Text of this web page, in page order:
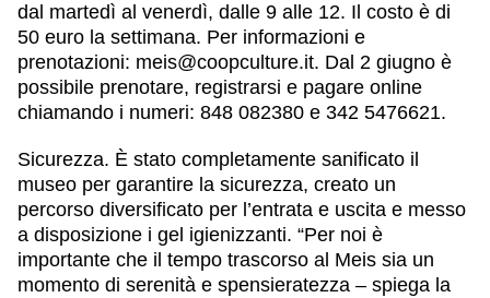
dal martedì al venerdì, dalle 9 alle 12. Il costo è di
50 euro la settimana. Per informazioni e
prenotazioni: meis@coopculture.it. Dal 2 giugno è
possibile prenotare, registrarsi e pagare online
chiamando i numeri: 848 082380 e 342 5476621.
Sicurezza. È stato completamente sanificato il
museo per garantire la sicurezza, creato un
percorso diversificato per l’entrata e uscita e messo
a disposizione i gel igienizzanti. “Per noi è
importante che il tempo trascorso al Meis sia un
momento di serenità e spensieratezza – spiega la